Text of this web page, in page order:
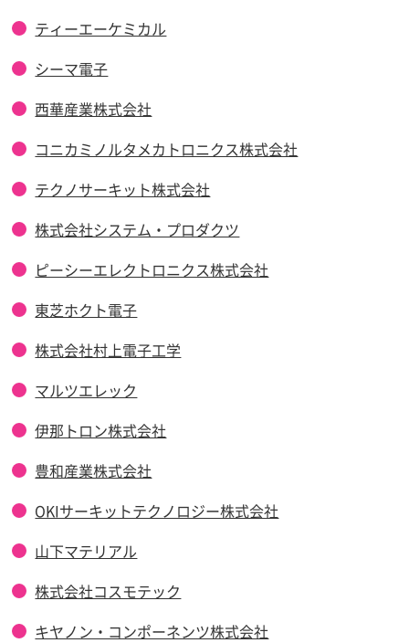
ティーエーケミカル
シーマ電子
西華産業株式会社
コニカミノルタメカトロニクス株式会社
テクノサーキット株式会社
株式会社システム・プロダクツ
ピーシーエレクトロニクス株式会社
東芝ホクト電子
株式会社村上電子工学
マルツエレック
伊那トロン株式会社
豊和産業株式会社
OKIサーキットテクノロジー株式会社
山下マテリアル
株式会社コスモテック
キヤノン・コンポーネンツ株式会社